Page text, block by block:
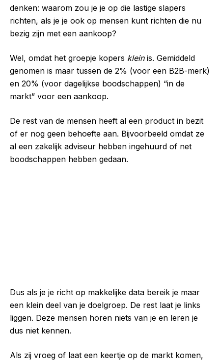
denken: waarom zou je je op die lastige slapers
richten, als je je ook op mensen kunt richten die nu
bezig zijn met een aankoop?
Wel, omdat het groepje kopers kleinis. Gemiddeld
genomen is maar tussen de 2% (voor een B2B-merk)
en 20% (voor dagelijkse boodschappen) “in de
markt” voor een aankoop.
De rest van de mensen heeft al een product in bezit
of er nog geen behoefte aan. Bijvoorbeeld omdat ze
al een zakelijk adviseur hebben ingehuurd of net
boodschappen hebben gedaan.
Dus als je je richt op makkelijke data bereik je maar
een klein deel van je doelgroep. De rest laat je links
liggen. Deze mensen horen niets van je en leren je
dus niet kennen.
Als zij vroeg of laat een keertje op de markt komen,